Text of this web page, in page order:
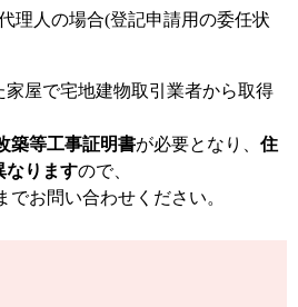
人の場合(登記申請用の委任状
で宅地建物取引業者から取得
築等工事証明書が必要となり、 住
なりますので、
問い合わせください。